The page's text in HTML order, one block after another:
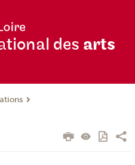
tional des arts